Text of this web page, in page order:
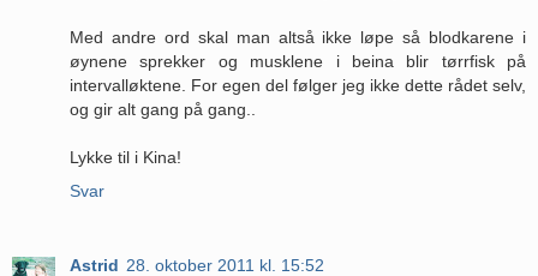
Med andre ord skal man altså ikke løpe så blodkarene i
øynene sprekker og musklene i beina blir tørrfisk på
intervalløktene. For egen del følger jeg ikke dette rådet selv,
og gir alt gang på gang..
Lykke til i Kina!
Svar
Astrid 28. oktober 2011 kl. 15:52